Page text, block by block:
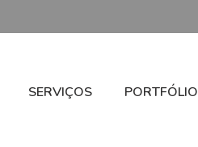
SERVIÇOS PORTFÓLIO